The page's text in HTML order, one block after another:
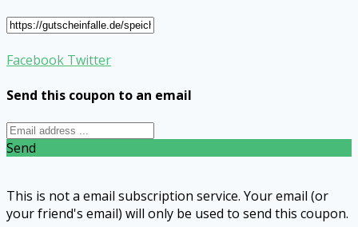
Facebook Twitter
Send this coupon to an email
Send
This is not a email subscription service. Your email (or
your friend's email) will only be used to send this coupon.